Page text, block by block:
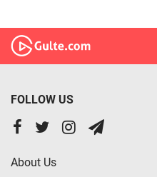
FOLLOW US
About Us